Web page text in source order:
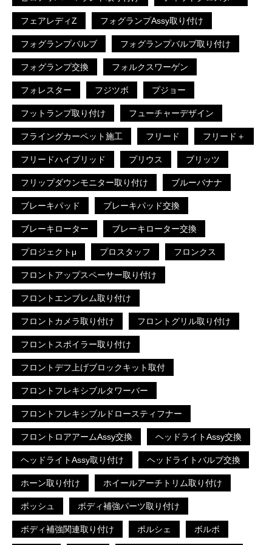
フェアレディZ フォグランプAssy取り付け
フォグランプバルブ フォグランプバルブ取り付け
フォグランプ交換 フォルクスワーゲン
フォレスター フジツボ プジョー
フットランプ取り付け フューチャーデザイン
フライングカーペット施工 フリード フリード＋
フリードハイブリッド プリウス ブリッツ
フリップダウンモニター取り付け ブルーバナナ
ブレーキパッド ブレーキパッド交換
ブレーキローター ブレーキローター交換
プロジェクトμ プロスタッフ フロンクス
フロントアップスペーサー取り付け
フロントエンブレム取り付け
フロントカメラ取り付け フロントグリル取り付け
フロントスポイラー取り付け
フロントデフ上げブロックキット取付
フロントフレキシブルタワーバー
フロントフレキシブルドロースティフナー
フロントロアアームAssy交換 ヘッドライトAssy交換
ヘッドライトAssy取り付け ヘッドライトバルブ交換
ホーン取り付け ホイールアーチトリム取り付け
ボッシュ ボディ補強パーツ取り付け
ボディ補強関連取り付け ポルシェ ボルボ